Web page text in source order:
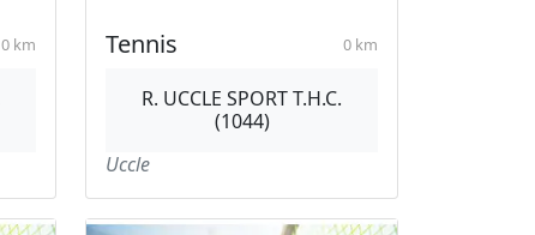
0 km Tennis 0 km
R. UCCLE SPORT T.H.C.
(1044)
Uccle